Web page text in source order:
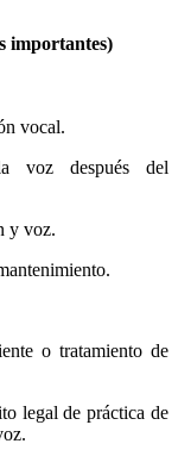
importantes)
vocal.
voz después del
y voz.
o tratamiento de
legal de práctica de